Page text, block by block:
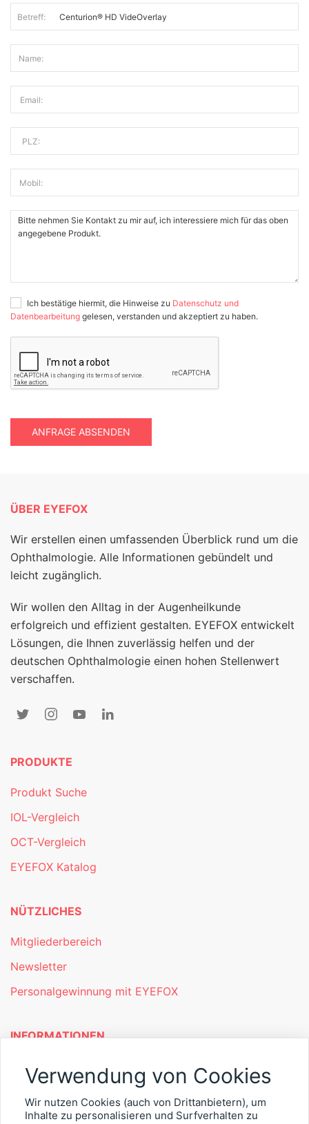
Betreff:
Name:
Email:
PLZ:
Mobil:
Ich bestätige hiermit, die Hinweise zu Datenschutz und
Datenbearbeitung gelesen, verstanden und akzeptiert zu haben.
ANFRAGE ABSENDEN
ÜBER EYEFOX
Wir erstellen einen umfassenden Überblick rund um die
Ophthalmologie. Alle Informationen gebündelt und
leicht zugänglich.
Wir wollen den Alltag in der Augenheilkunde
erfolgreich und effizient gestalten. EYEFOX entwickelt
Lösungen, die Ihnen zuverlässig helfen und der
deutschen Ophthalmologie einen hohen Stellenwert
verschaffen.
PRODUKTE
Produkt Suche
IOL-Vergleich
OCT-Vergleich
EYEFOX Katalog
NÜTZLICHES
Mitgliederbereich
Newsletter
Personalgewinnung mit EYEFOX
INFORMATIONEN
Was ist EYEFOX – Ihre Möglichkeiten
Kontakt
Verwendung von Cookies
Wir nutzen Cookies (auch von Drittanbietern), um
Inhalte zu personalisieren und Surfverhalten zu